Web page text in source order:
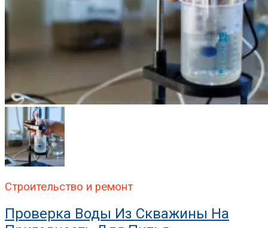
Строительство и ремонт
Проверка Воды Из Скважины На